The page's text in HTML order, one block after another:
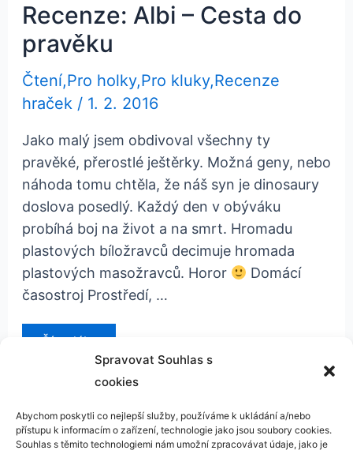
Spravovat Souhlas s
cookies
Abychom poskytli co nejlepší služby, používáme k ukládání a/nebo
přístupu k informacím o zařízení, technologie jako jsou soubory cookies.
Souhlas s těmito technologiemi nám umožní zpracovávat údaje, jako je
Recenze: Albi – Cesta do
pravěku
Čtení,Pro holky,Pro kluky,Recenze
hraček/ 1. 2. 2016
Jako malý jsem obdivoval všechny ty
pravěké, přerostlé ještěrky. Možná geny, nebo
náhoda tomu chtěla, že náš syn je dinosaury
doslova posedlý. Každý den v obýváku
probíhá boj na život a na smrt. Hromadu
plastových bíložravců decimuje hromada
plastových masožravců. Horor
Domácí
časostroj Prostředí, …
Recenze:
Číst dál »
Kontakt